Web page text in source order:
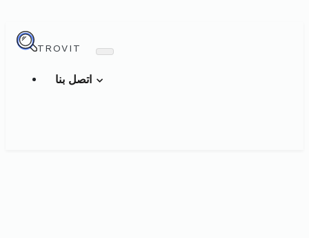
TROVIT